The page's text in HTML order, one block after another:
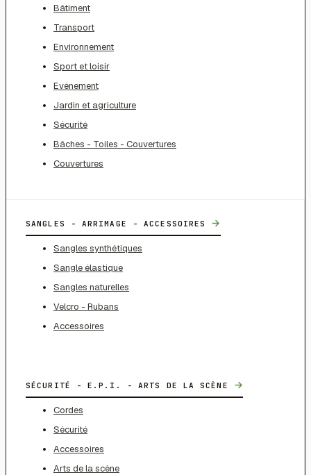
Bâtiment
Transport
Environnement
Sport et loisir
Evénement
Jardin et agriculture
Sécurité
Bâches - Toiles - Couvertures
Couvertures
SANGLES - ARRIMAGE - ACCESSOIRES →
Sangles synthétiques
Sangle élastique
Sangles naturelles
Velcro - Rubans
Accessoires
SÉCURITÉ - E.P.I. - ARTS DE LA SCÈNE →
Cordes
Sécurité
Accessoires
Arts de la scène